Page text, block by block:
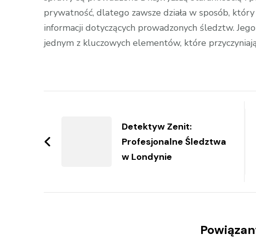
prywatność, dlatego zawsze działa w sposób,
informacji dotyczących prowadzonych śledztw.
jednym z kluczowych elementów, które
Detektyw Zenit:
Profesjonalne Śledztwa
w Londynie